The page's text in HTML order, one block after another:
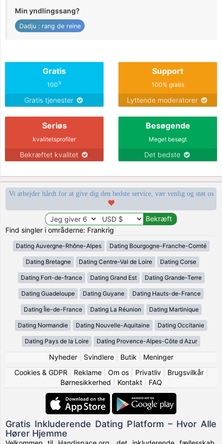
Min yndlingssang?
Dadju : rang de reine
Gratis
100%
Gratis tjenester
Support
100% gratis
Lyttende moderatorer
Seriøs
kvalitetsprofiler
Bekræftet kvalitet
Besøgende
Meget besøgt
Det bedste
Vi arbejder hårdt for at give dig den bedste service, vær venlig og støt os
Find singler i områderne: Frankrig
Dating Auvergne-Rhône-Alpes Dating Bourgogne-Franche-Comté
Dating Bretagne Dating Centre-Val de Loire Dating Corse
Dating Fort-de-france Dating Grand Est Dating Grande-Terre
Dating Guadeloupe Dating Guyane Dating Hauts-de-France
Dating Île-de-France Dating La Réunion Dating Martinique
Dating Normandie Dating Nouvelle-Aquitaine Dating Occitanie
Dating Pays de la Loire Dating Provence-Alpes-Côte d Azur
Nyheder| Svindlere| Butik
Meninger
Cookies & GDPR
Reklame| Om os| Privatliv| Brugsvilkår|
Børnesikkerhed
Kontakt| FAQ
Gratis Inkluderende Dating Platform – Hvor Alle
Hører Hjemme